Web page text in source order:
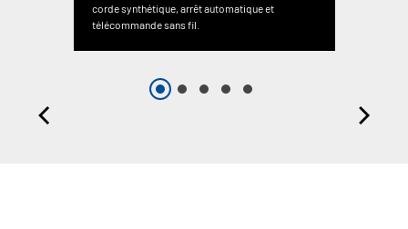
corde synthétique, arrêt automatique et
télécommande sans fil.